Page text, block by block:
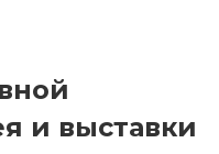
и выставки